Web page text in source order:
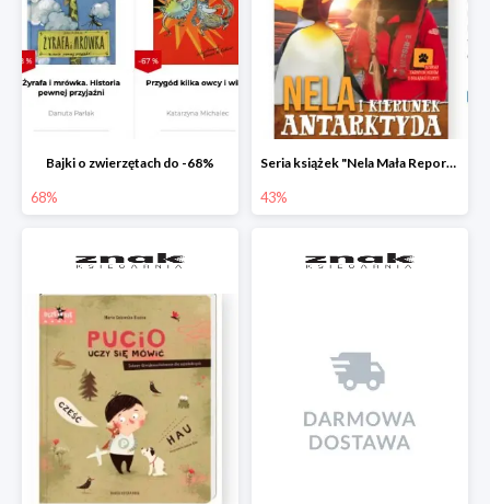
Bajki o zwierzętach do -68%
68%
Seria książek "Nela Mała Reporterka" do -43%
43%